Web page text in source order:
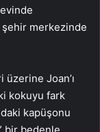
şehir merkezinde
Joan’ı
kokuyu fark
kapüşonu